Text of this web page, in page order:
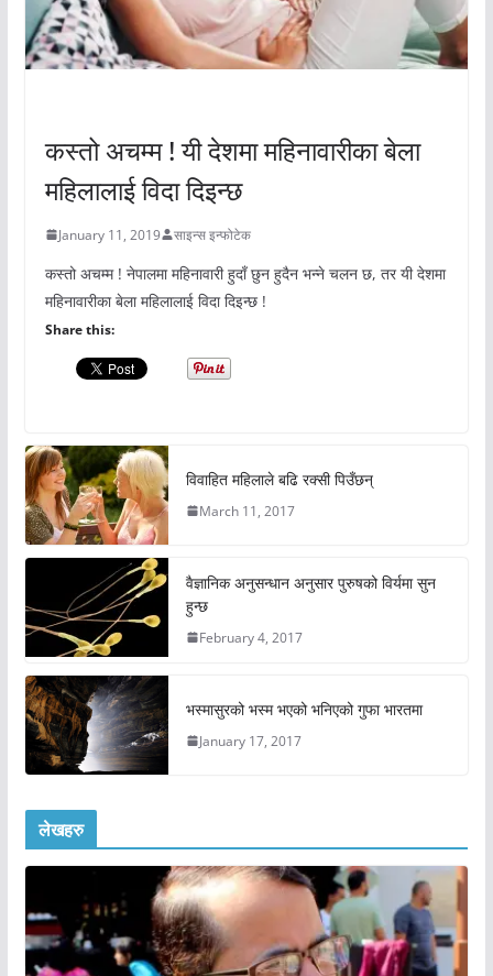
कस्तो अचम्म ! यी देशमा महिनावारीका बेला
महिलालाई विदा दिइन्छ
January 11, 2019 साइन्स इन्फोटेक
कस्तो अचम्म ! नेपालमा महिनावारी हुदाँ छुन हुदैन भन्ने चलन छ, तर यी देशमा
महिनावारीका बेला महिलालाई विदा दिइन्छ !
Share this:
विवाहित महिलाले बढि रक्सी पिउँछन्
March 11, 2017
वैज्ञानिक अनुसन्धान अनुसार पुरुषको विर्यमा सुन
हुन्छ
February 4, 2017
भस्मासुरको भस्म भएको भनिएको गुफा भारतमा
January 17, 2017
लेखहरु